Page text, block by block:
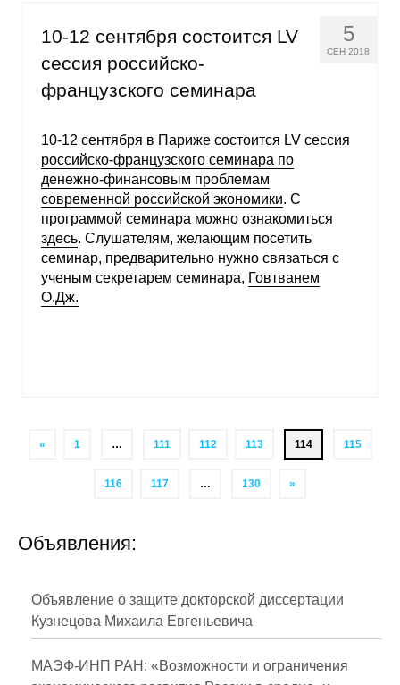
5
СЕН 2018
10-12 сентября состоится LV
сессия российско-
французского семинара
10-12 сентября в Париже состоится LV сессия
российско-французского семинара по
денежно-финансовым проблемам
современной российской экономики. С
программой семинара можно ознакомиться
здесь. Слушателям, желающим посетить
семинар, предварительно нужно связаться с
ученым секретарем семинара, Говтванем
О.Дж.
« 1 … 111 112 113 114 115
116 117 … 130 »
Объявления:
Объявление о защите докторской диссертации
Кузнецова Михаила Евгеньевича
МАЭФ-ИНП РАН: «Возможности и ограничения